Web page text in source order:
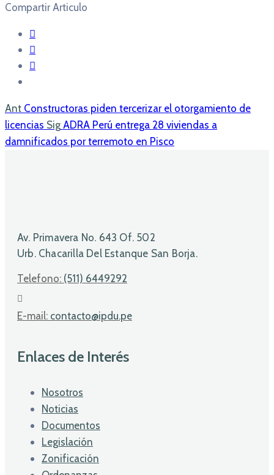
Compartir Articulo
Ant Constructoras piden tercerizar el otorgamiento de
licencias Sig ADRA Perú entrega 28 viviendas a
damnificados por terremoto en Pisco
Av. Primavera No. 643 Of. 502
Urb. Chacarilla Del Estanque San Borja.
Telefono: (511) 6449292
E-mail: contacto@ipdu.pe
Enlaces de Interés
Nosotros
Noticias
Documentos
Legislación
Zonificación